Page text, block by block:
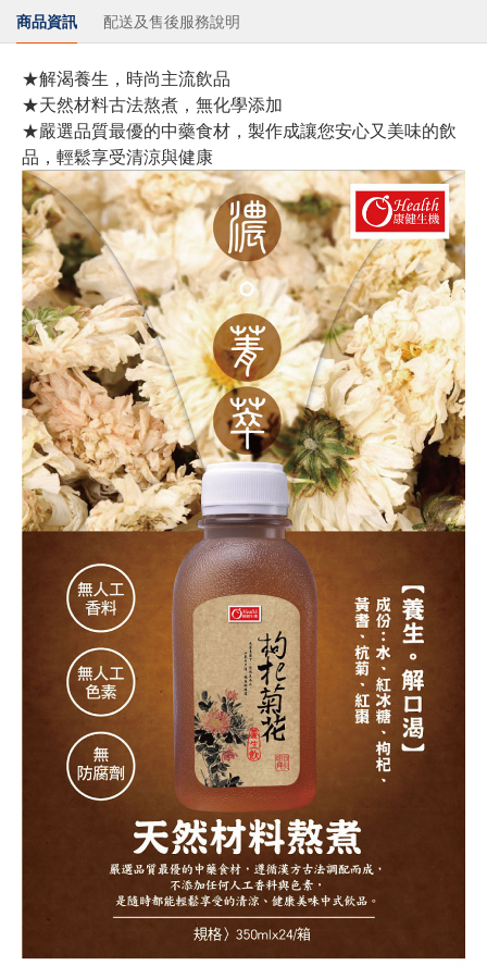
商品資訊 配送及售後服務說明
★解渴養生，時尚主流飲品
★天然材料古法熬煮，無化學添加
★嚴選品質最優的中藥食材，製作成讓您安心又美味的飲
品，輕鬆享受清涼與健康